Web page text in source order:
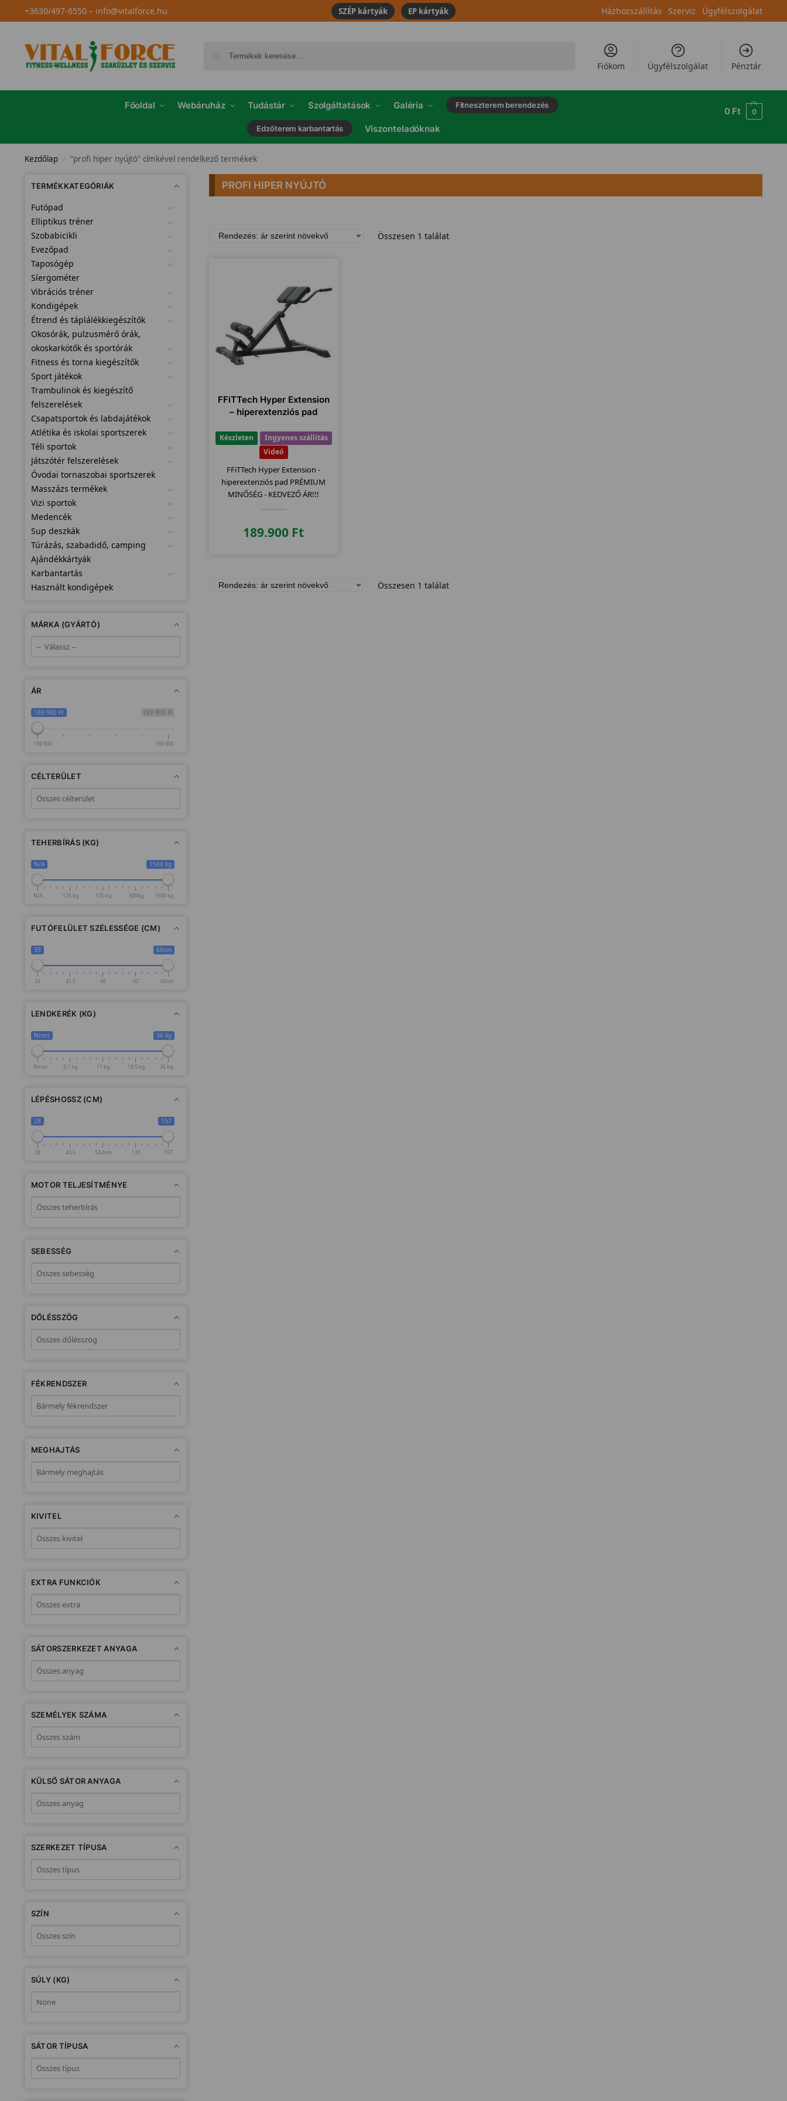
+3630/497-6550– info@vitalforce.hu SZÉP kártyák EP kártyák Házhozszállítás Szerviz Ügyfélszolgálat
Fiókom Ügyfélszolgálat Pénztár
Főoldal Webáruház Tudástár Szolgáltatások Galéria Fitneszterem berendezés
Edzőterem karbantartás Viszonteladóknak
0 Ft 0
Kezdőlap / “profi hiper nyújtó” címkével rendelkező termékek
PROFI HIPER NYÚJTÓ
Összesen 1 találat
FFiTTech Hyper Extension
– hiperextenziós pad
Készleten
Ingyenes szállítás
Videó
FFiTTech Hyper Extension -
hiperextenziós pad PRÉMIUM
MINŐSÉG - KEDVEZŐ ÁR!!!
189.900 Ft
Összesen 1 találat
TERMÉKKATEGÓRIÁK
Futópad
Elliptikus tréner
Szobabicikli
Evezőpad
Taposógép
Síergométer
Vibrációs tréner
Kondigépek
Étrend és táplálékkiegészítők
Okosórák, pulzusmérő órák,
okoskarkötők és sportórák
Fitness és torna kiegészítők
Sport játékok
Trambulinok és kiegészítő
felszerelések
Csapatsportok és labdajátékok
Atlétika és iskolai sportszerek
Téli sportok
Játszótér felszerelések
Óvodai tornaszobai sportszerek
Masszázs termékek
Vizi sportok
Medencék
Sup deszkák
Túrázás, szabadidő, camping
Ajándékkártyák
Karbantartás
Használt kondigépek
MÁRKA (GYÁRTÓ)
ÁR
189 900 Ft
189 900 Ft
189 900 189 900
CÉLTERÜLET
TEHERBÍRÁS (KG)
N/A 1500 kg
N/A 125 kg 170 kg 300kg 1500 kg
FUTÓFELÜLET SZÉLESSÉGE (CM)
33 60cm
33 41.5 46 52 60cm
LENDKERÉK (KG)
Nincs 36 kg
Nincs 6,1 kg 11 kg 18,5 kg 36 kg
LÉPÉSHOSSZ (CM)
28 157
28 43,5 53,4cm 120 157
MOTOR TELJESÍTMÉNYE
SEBESSÉG
DŐLÉSSZÖG
FÉKRENDSZER
MEGHAJTÁS
KIVITEL
EXTRA FUNKCIÓK
SÁTORSZERKEZET ANYAGA
SZEMÉLYEK SZÁMA
KÜLSŐ SÁTOR ANYAGA
SZERKEZET TÍPUSA
SZÍN
SÚLY (KG)
SÁTOR TÍPUSA